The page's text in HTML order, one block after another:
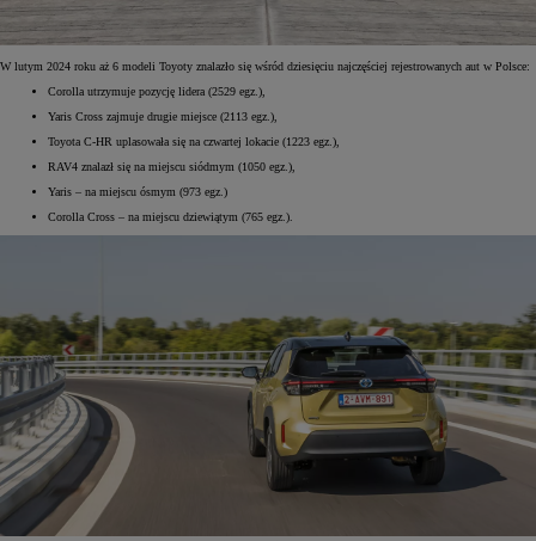
W lutym 2024 roku aż 6 modeli Toyoty znalazło się wśród dziesięciu najczęściej rejestrowanych aut w Polsce:
Corolla utrzymuje pozycję lidera (2529 egz.),
Yaris Cross zajmuje drugie miejsce (2113 egz.),
Toyota C-HR uplasowała się na czwartej lokacie (1223 egz.),
RAV4 znalazł się na miejscu siódmym (1050 egz.),
Yaris – na miejscu ósmym (973 egz.)
Corolla Cross – na miejscu dziewiątym (765 egz.).